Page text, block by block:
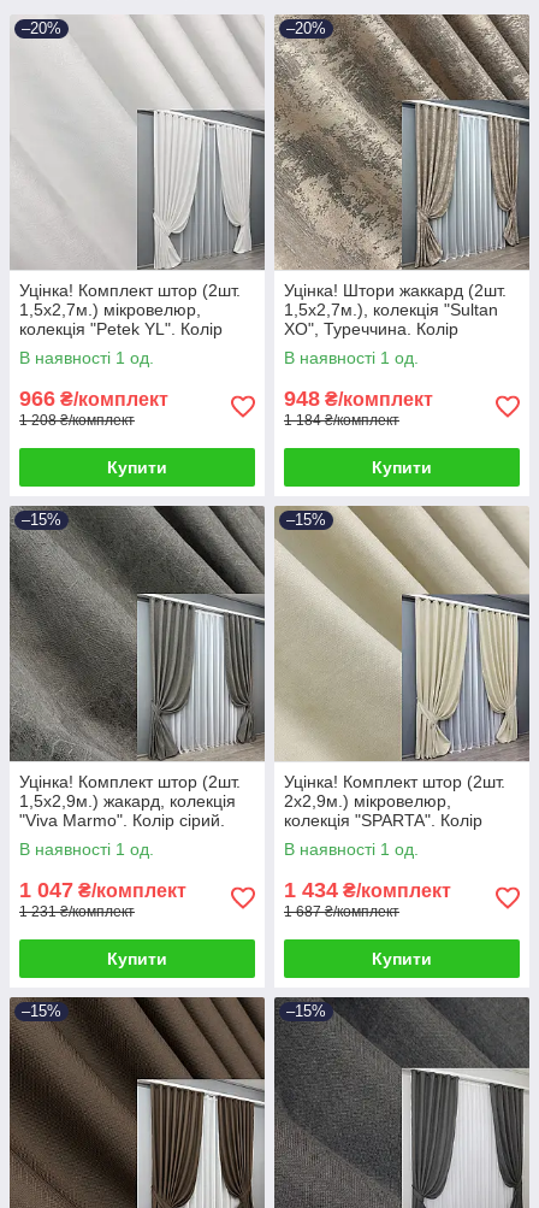
–20%
Уцінка! Комплект штор (2шт.
1,5х2,7м.) мікровелюр,
колекція "Petek YL". Колір
білий. Код 2021ш 38-330
В наявності 1 од.
966 ₴/комплект
1 208 ₴/комплект
Купити
–20%
Уцінка! Штори жаккард (2шт.
1,5х2,7м.), колекція "Sultan
XO", Туреччина. Колір
капучино. Код 1143ш 38-275
В наявності 1 од.
948 ₴/комплект
1 184 ₴/комплект
Купити
–15%
Уцінка! Комплект штор (2шт.
1,5х2,9м.) жакард, колекція
"Viva Marmo". Колір сірий.
Код 1788ш 38-310
В наявності 1 од.
1 047 ₴/комплект
1 231 ₴/комплект
Купити
–15%
Уцінка! Комплект штор (2шт.
2х2,9м.) мікровелюр,
колекція "SPARTA". Колір
кремовий. Код 844ш 38-258
В наявності 1 од.
1 434 ₴/комплект
1 687 ₴/комплект
Купити
–15% –15%